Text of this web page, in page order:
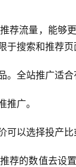
荐流量，能够
搜索和推荐页
全站推广适合
广。
以选择投产比
荐的数值去设